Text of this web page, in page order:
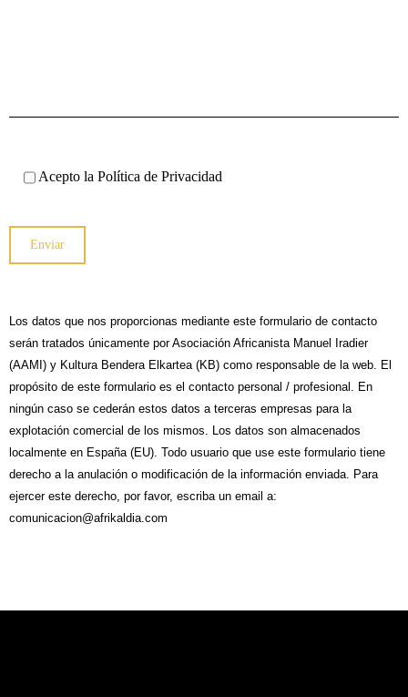
Acepto laPolítica de Privacidad
Enviar
Los datos que nos proporcionas mediante este formulario de contacto
serán tratados únicamente por Asociación Africanista Manuel Iradier
(AAMI) y Kultura Bendera Elkartea (KB) como responsable de la web. El
propósito de este formulario es el contacto personal / profesional. En
ningún caso se cederán estos datos a terceras empresas para la
explotación comercial de los mismos. Los datos son almacenados
localmente en España (EU). Todo usuario que use este formulario tiene
derecho a la anulación o modificación de la información enviada. Para
ejercer este derecho, por favor, escriba un email a:
comunicacion@afrikaldia.com